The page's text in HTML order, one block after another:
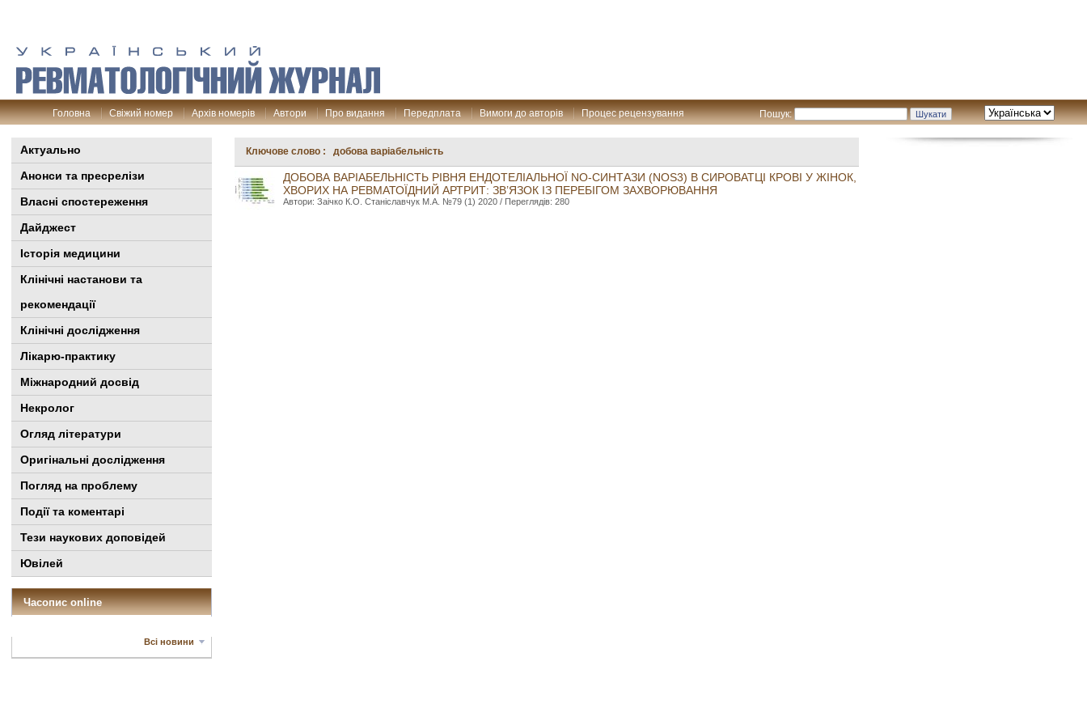
Пошук:
Головна Свіжий номер Архів номерів Автори Про видання Передплата Вимоги до авторів Процес рецензування
Актуально
Анонси та пресрелізи
Власні спостереження
Дайджест
Історія медицини
Клінiчні настанови та
рекомендації
Клінічні дослідження
Лікарю-практику
Міжнародний досвід
Некролог
Огляд літератури
Оригінальні дослідження
Погляд на проблему
Події та коментарі
Тези наукових доповідей
Ювілей
Часопис online
Всі новини
Ключове слово : добова варіабельність
ДОБОВА ВАРІАБЕЛЬНІСТЬ РІВНЯ ЕНДОТЕЛІАЛЬНОЇ NО-СИНТАЗИ (NOS3) В СИРОВАТЦІ КРОВІ У ЖІНОК,
ХВОРИХ НА РЕВМАТОЇДНИЙ АРТРИТ: ЗВ’ЯЗОК ІЗ ПЕРЕБІГОМ ЗАХВОРЮВАННЯ
Автори: Заічко К.О. Станіславчук М.А. №79 (1) 2020 / Переглядів: 280